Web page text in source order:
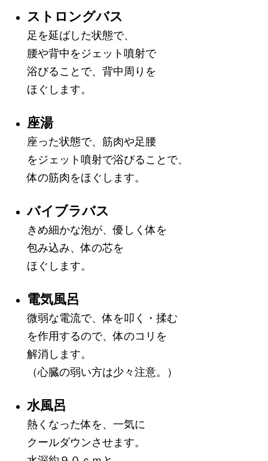
ストロングバス
足を延ばした状態で、
腰や背中をジェット噴射で
浴びることで、背中周りを
ほぐします。
座湯
座った状態で、筋肉や足腰
をジェット噴射で浴びることで、
体の筋肉をほぐします。
バイブラバス
きめ細かな泡が、優しく体を
包み込み、体の芯を
ほぐします。
電気風呂
微弱な電流で、体を叩く・揉む
を作用するので、体のコリを
解消します。
（心臓の弱い方は少々注意。）
水風呂
熱くなった体を、一気に
クールダウンさせます。